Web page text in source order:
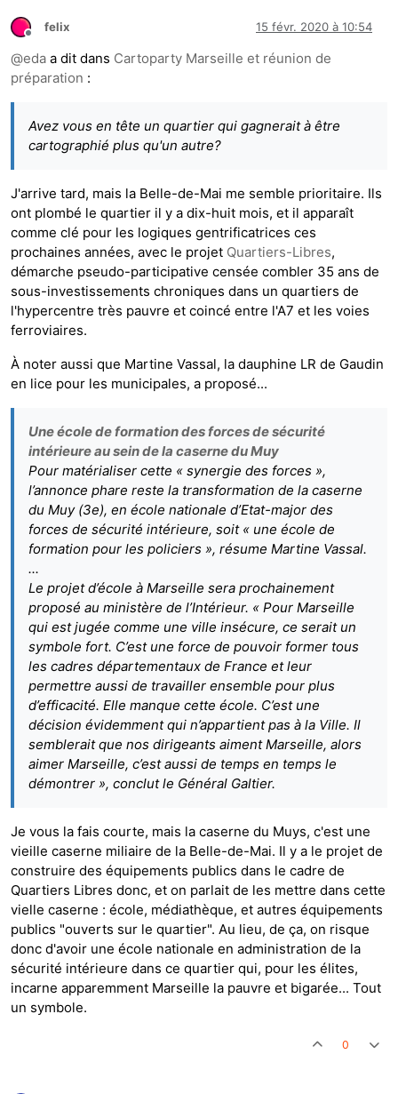
Hors-ligne
felix 15 févr. 2020 à 10:54
@eda a dit dans Cartoparty Marseille et réunion de
préparation :
Avez vous en tête un quartier qui gagnerait à être
cartographié plus qu'un autre?
J'arrive tard, mais la Belle-de-Mai me semble prioritaire. Ils
ont plombé le quartier il y a dix-huit mois, et il apparaît
comme clé pour les logiques gentrificatrices ces
prochaines années, avec le projet Quartiers-Libres,
démarche pseudo-participative censée combler 35 ans de
sous-investissements chroniques dans un quartiers de
l'hypercentre très pauvre et coincé entre l'A7 et les voies
ferroviaires.
À noter aussi que Martine Vassal, la dauphine LR de Gaudin
en lice pour les municipales, a proposé...
Une école de formation des forces de sécurité
intérieure au sein de la caserne du Muy
Pour matérialiser cette « synergie des forces »,
l’annonce phare reste la transformation de la caserne
du Muy (3e), en école nationale d’Etat-major des
forces de sécurité intérieure, soit « une école de
formation pour les policiers », résume Martine Vassal.
...
Le projet d’école à Marseille sera prochainement
proposé au ministère de l’Intérieur. « Pour Marseille
qui est jugée comme une ville insécure, ce serait un
symbole fort. C’est une force de pouvoir former tous
les cadres départementaux de France et leur
permettre aussi de travailler ensemble pour plus
d’efficacité. Elle manque cette école. C’est une
décision évidemment qui n’appartient pas à la Ville. Il
semblerait que nos dirigeants aiment Marseille, alors
aimer Marseille, c’est aussi de temps en temps le
démontrer », conclut le Général Galtier.
Je vous la fais courte, mais la caserne du Muys, c'est une
vieille caserne miliaire de la Belle-de-Mai. Il y a le projet de
construire des équipements publics dans le cadre de
Quartiers Libres donc, et on parlait de les mettre dans cette
vielle caserne : école, médiathèque, et autres équipements
publics "ouverts sur le quartier". Au lieu, de ça, on risque
donc d'avoir une école nationale en administration de la
sécurité intérieure dans ce quartier qui, pour les élites,
incarne apparemment Marseille la pauvre et bigarée... Tout
un symbole.
0